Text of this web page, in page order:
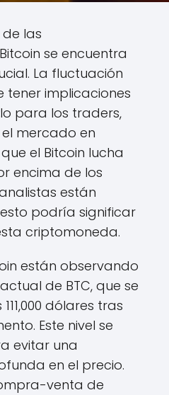
las
se encuentra
La fluctuación
tener implicaciones
para los traders,
mercado en
el Bitcoin lucha
encima de los
analistas están
podría significar
criptomoneda.
están observando
de BTC, que se
dólares tras
Este nivel se
evitar una
en el precio.
venta de